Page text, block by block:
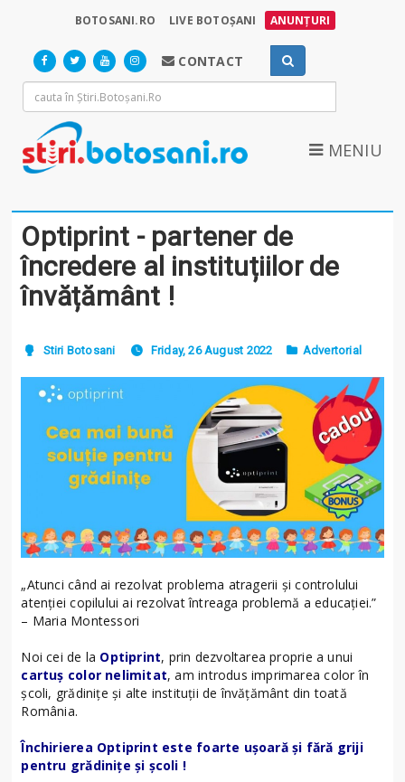
BOTOSANI.RO LIVE BOTOȘANI ANUNȚURI
CONTACT
MENIU
Optiprint - partener de
încredere al instituțiilor de
învățământ !
Stiri Botosani Friday, 26 August 2022 Advertorial
„Atunci când ai rezolvat problema atragerii și controlului
atenției copilului ai rezolvat întreaga problemă a educației.”
– Maria Montessori
Noi cei de la Optiprint, prin dezvoltarea proprie a unui
cartuș color nelimitat, am introdus imprimarea color în
școli, grădinițe și alte instituții de învățământ din toată
România.
Închirierea Optiprint este foarte ușoară și fără griji
pentru grădinițe și școli !